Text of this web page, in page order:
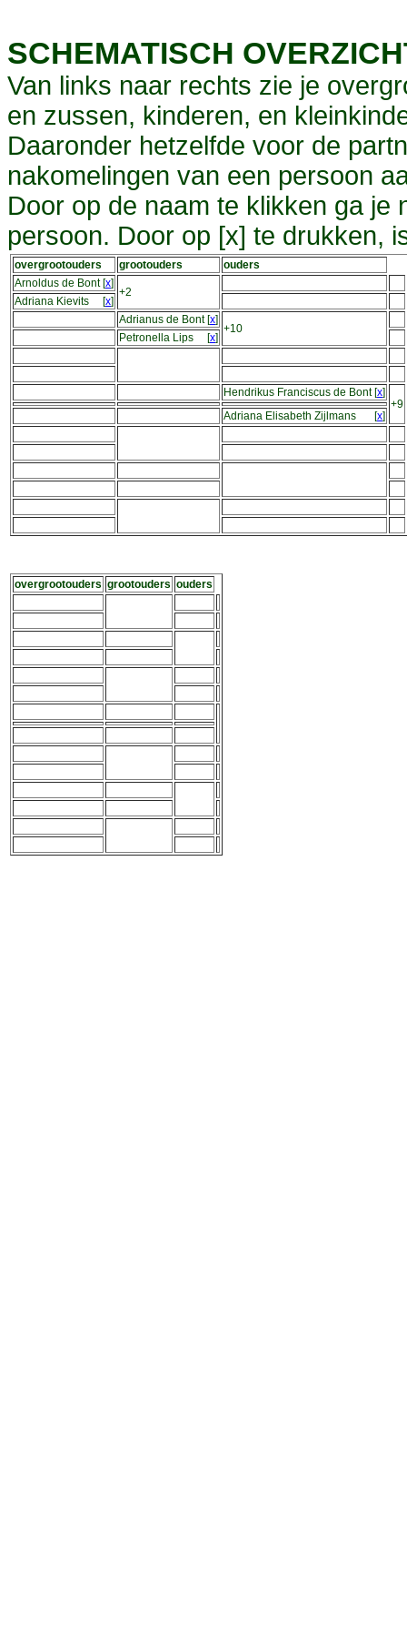
SCHEMATISCH
Van links naar rechts zie je
en zussen, kinderen, en
Daaronder hetzelfde voor de
nakomelingen van een persoon
Door op de naam te klikken ga je
persoon. Door op [x] te drukken,
overgrootouders grootouders
ouders
Arnoldus de Bont[x]
+2
Adriana Kievits [x]
Adrianus de Bont[x]
+10
Petronella Lips [x]
Hendrikus Franciscus de Bont[x]
+9
Adriana Elisabeth Zijlmans
[x]
overgrootouders grootouders ouders